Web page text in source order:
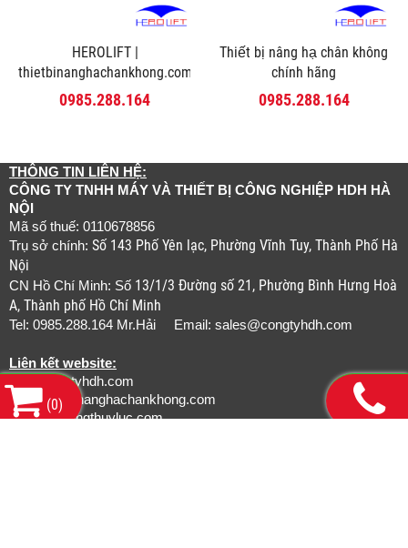
HEROLIFT |
thietbinanghachankhong.com
0985.288.164
Thiết bị nâng hạ chân không
chính hãng
0985.288.164
THÔNG TIN LIÊN HỆ:
CÔNG TY TNHH MÁY VÀ THIẾT BỊ CÔNG NGHIỆP HDH HÀ
NỘI
Mã số thuế: 0110678856
Trụ sở chính: Số 143 Phố Yên lạc, Phường Vĩnh Tuy, Thành Phố Hà
Nội
CN Hồ Chí Minh: Số 13/1/3 Đường số 21, Phường Bình Hưng Hoà
A, Thành phố Hồ Chí Minh
Tel: 0985.288.164 Mr.Hải Email: sales@congtyhdh.com
Liên kết website:
www.congtyhdh.com
www.thietbinanghachankhong.com
www.bamongthuyluc.com
(0)